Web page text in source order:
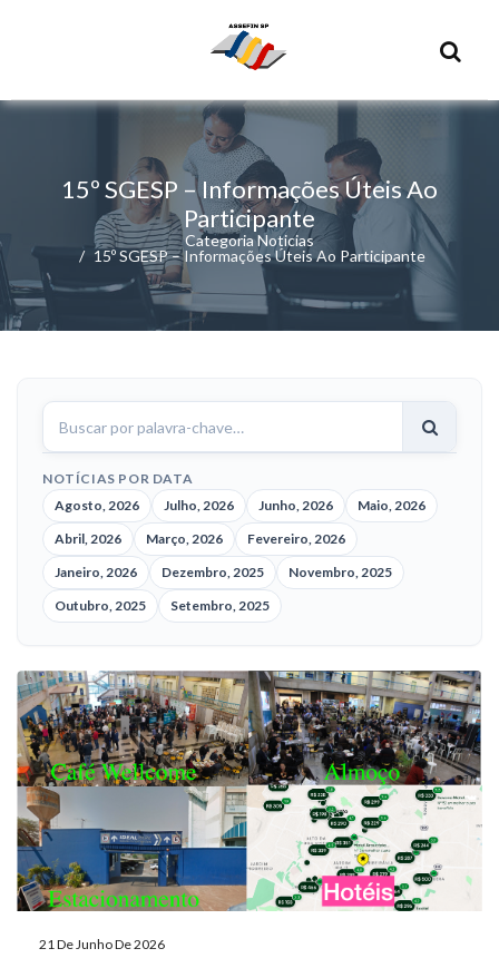
15º SGESP – Informações Úteis Ao
Participante
Categoria Noticias
15º SGESP – Informações Úteis Ao Participante
Buscar
notícias
NOTÍCIAS POR DATA
Agosto, 2026
Julho, 2026 Junho, 2026
Maio, 2026
Abril, 2026
Março, 2026
Fevereiro, 2026
Janeiro, 2026
Dezembro, 2025
Novembro, 2025
Outubro, 2025
Setembro, 2025
21 De Junho De 2026